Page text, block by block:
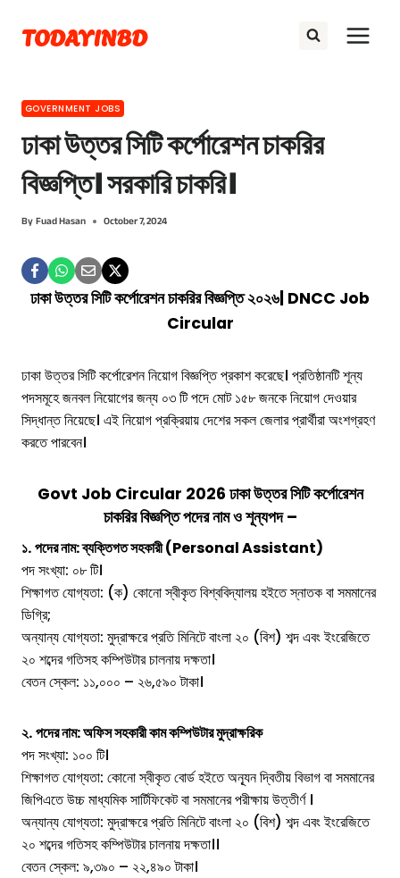
content
TODAYINBD
GOVERNMENT JOBS
ঢাকা উত্তর সিটি কর্পোরেশন চাকরির
বিজ্ঞপ্তি। সরকারি চাকরি।
ByFuad Hasan October 7, 2024
ঢাকা উত্তর সিটি কর্পোরেশন চাকরির বিজ্ঞপ্তি ২০২৬| DNCC Job
Circular
ঢাকা উত্তর সিটি কর্পোরেশন নিয়োগ বিজ্ঞপ্তি প্রকাশ করেছে। প্রতিষ্ঠানটি শূন্য
পদসমূহে জনবল নিয়োগের জন্য ০৩ টি পদে মোট ১৫৮ জনকে নিয়োগ দেওয়ার
সিদ্ধান্ত নিয়েছে। এই নিয়োগ প্রক্রিয়ায় দেশের সকল জেলার প্রার্থীরা অংশগ্রহণ
করতে পারবেন।
Govt Job Circular 2026 ঢাকা উত্তর সিটি কর্পোরেশন
চাকরির বিজ্ঞপ্তিপদের নাম ও শূন্যপদ –
১.পদের নাম: ব্যক্তিগত সহকারী (Personal Assistant)
পদ সংখ্যা: ০৮ টি।
শিক্ষাগত যোগ্যতা: (ক) কোনো স্বীকৃত বিশ্ববিদ্যালয় হইতে স্নাতক বা সমমানের
ডিগ্রি;
অন্যান্য যোগ্যতা: মুদ্রাক্ষরে প্রতি মিনিটে বাংলা ২০ (বিশ) শব্দ এবং ইংরেজিতে
২০ শব্দের গতিসহ কম্পিউটার চালনায় দক্ষতা।
বেতন স্কেল: ১১,০০০ – ২৬,৫৯০ টাকা।
২.পদের নাম: অফিস সহকারী কাম কম্পিউটার মুদ্রাক্ষরিক
পদ সংখ্যা: ১০০ টি।
শিক্ষাগত যোগ্যতা: কোনো স্বীকৃত বোর্ড হইতে অন্যূন দ্বিতীয় বিভাগ বা সমমানের
জিপিএতে উচ্চ মাধ্যমিক সার্টিফিকেট বা সমমানের পরীক্ষায় উত্তীর্ণ ।
অন্যান্য যোগ্যতা: মুদ্রাক্ষরে প্রতি মিনিটে বাংলা ২০ (বিশ) শব্দ এবং ইংরেজিতে
২০ শব্দের গতিসহ কম্পিউটার চালনায় দক্ষতা।।
বেতন স্কেল: ৯,৩৯০ – ২২,৪৯০ টাকা।